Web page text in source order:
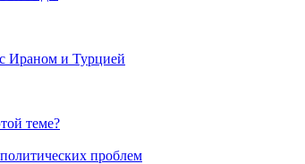
Ираном и Турцией
теме?
проблем